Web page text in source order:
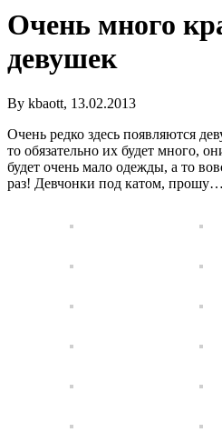
Очень много
девушек
By kbaott, 13.02.2013
Очень редко здесь появляются
то обязательно их будет много,
будет очень мало одежды, а то
раз! Девчонки под катом, прошу…